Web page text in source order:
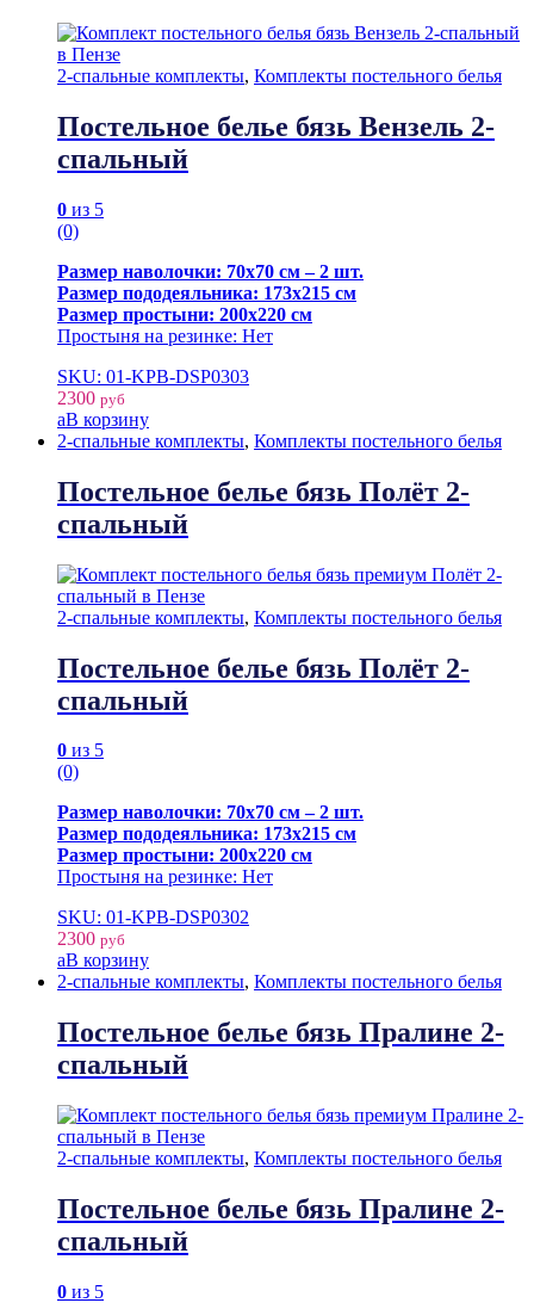
2-спальные комплекты, Комплекты постельного белья
Постельное белье бязь Вензель 2-
спальный
0 из 5
(0)
Размер наволочки: 70х70 см – 2 шт.
Размер пододеяльника: 173х215 см
Размер простыни: 200х220 см
Простыня на резинке: Нет
SKU: 01-KPB-DSP0303
2300 руб
В корзину
2-спальные комплекты, Комплекты постельного белья
Постельное белье бязь Полёт 2-
спальный
2-спальные комплекты, Комплекты постельного белья
Постельное белье бязь Полёт 2-
спальный
0 из 5
(0)
Размер наволочки: 70х70 см – 2 шт.
Размер пододеяльника: 173х215 см
Размер простыни: 200х220 см
Простыня на резинке: Нет
SKU: 01-KPB-DSP0302
2300 руб
В корзину
2-спальные комплекты, Комплекты постельного белья
Постельное белье бязь Пралине 2-
спальный
2-спальные комплекты, Комплекты постельного белья
Постельное белье бязь Пралине 2-
спальный
0 из 5